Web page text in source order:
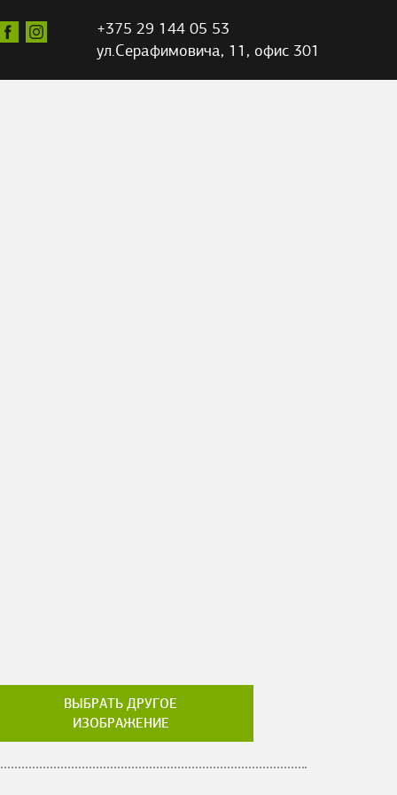
+375 29 144 05 53
ул.Серафимовича, 11, офис 301
ВЫБРАТЬ ДРУГОЕ
ИЗОБРАЖЕНИЕ